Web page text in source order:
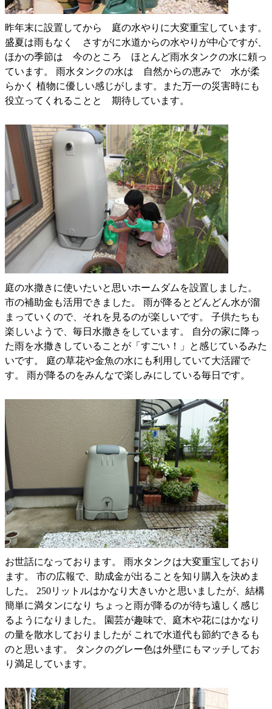
昨年末に設置してから 庭の水やりに大変重宝しています。
盛夏は雨もなく さすがに水道からの水やりが中心ですが、
ほかの季節は 今のところ ほとんど雨水タンクの水に頼っ
ています。 雨水タンクの水は 自然からの恵みで 水が柔
らかく 植物に優しい感じがします。また万一の災害時にも
役立ってくれることと 期待しています。
庭の水撒きに使いたいと思いホームダムを設置しました。
市の補助金も活用できました。 雨が降るとどんどん水が溜
まっていくので、それを見るのが楽しいです。 子供たちも
楽しいようで、毎日水撒きをしています。 自分の家に降っ
た雨を水撒きしていることが「すごい！」と感じているみた
いです。 庭の草花や金魚の水にも利用していて大活躍で
す。 雨が降るのをみんなで楽しみにしている毎日です。
お世話になっております。 雨水タンクは大変重宝しており
ます。 市の広報で、助成金が出ることを知り購入を決めま
した。 250リットルはかなり大きいかと思いましたが、結構
簡単に満タンになり ちょっと雨が降るのが待ち遠しく感じ
るようになりました。 園芸が趣味で、庭木や花にはかなり
の量を散水しておりましたが これで水道代も節約できるも
のと思います。 タンクのグレー色は外壁にもマッチしてお
り満足しています。